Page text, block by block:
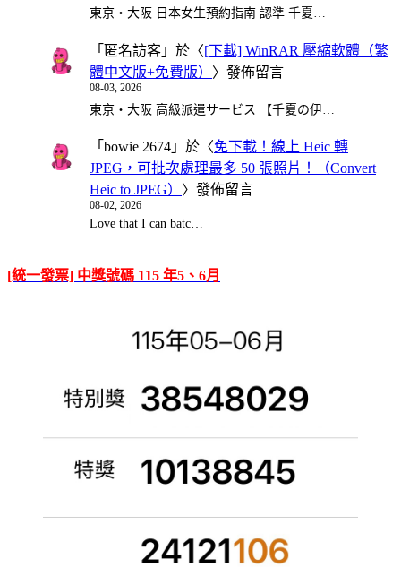
東京・大阪 日本女生預約指南 認準 千夏…
「 匿名訪客 」於〈[下載] WinRAR 壓縮軟體（繁
體中文版+免費版） 〉發佈留言
08-03, 2026
東京・大阪 高級派遣サービス 【千夏の伊…
「 bowie 2674 」於〈免下載！線上 Heic 轉
JPEG，可批次處理最多 50 張照片！（Convert
Heic to JPEG） 〉發佈留言
08-02, 2026
Love that I can batc…
[統一發票] 中獎號碼 115 年5、6月